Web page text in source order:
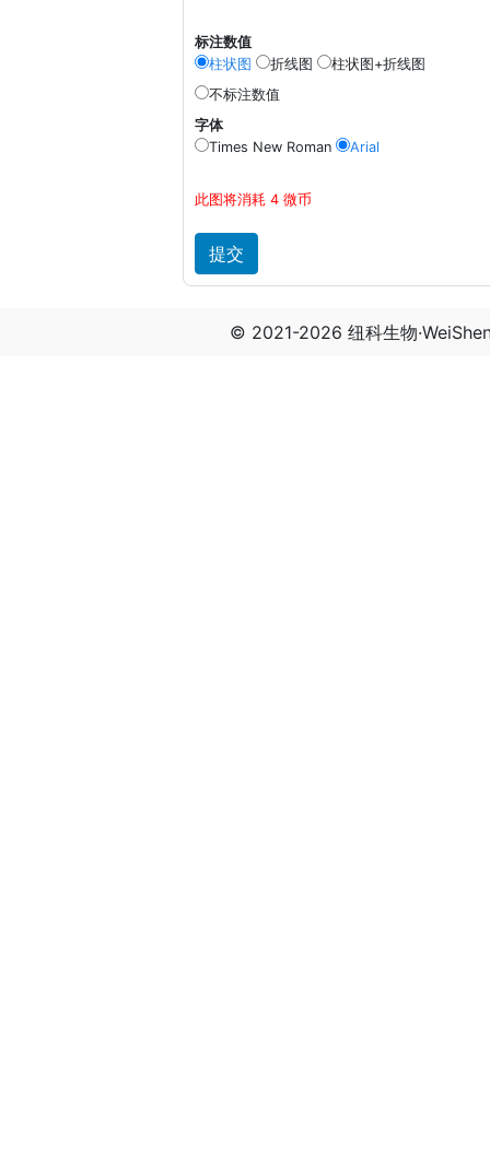
标注数值
柱状图
折线图
柱状图+折线图
不标注数值
字体
Times New Roman
Arial
此图将消耗 4 微币
© 2021-2026 纽科生物